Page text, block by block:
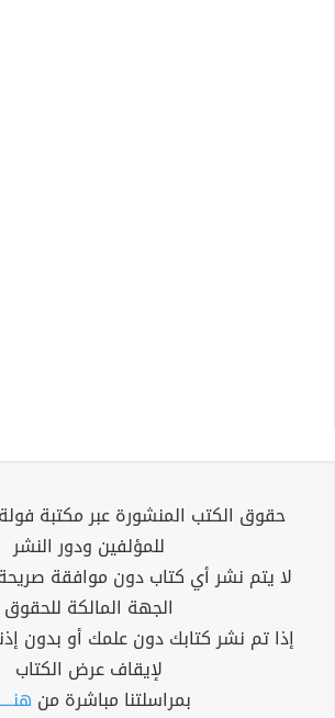
حقوق الكتب المنشورة عبر مكتبة
للمؤلفين ودور النشر
لا يتم نشر أي كتاب دون موافقة
الجهة المالكة للحقوق
إذا تم نشر كتابك دون علمك أو بدون
لإيقاف عرض الكتاب
بمراسلتنا مباشرة من